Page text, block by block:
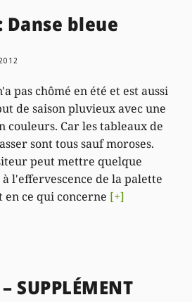
Danse bleue
pas chômé en été et est aussi
de saison pluvieux avec une
couleurs. Car les tableaux de
sont tous sauf moroses.
peut mettre quelque
l'effervescence de la palette
ce qui concerne [+]
SUPPLÉMENT